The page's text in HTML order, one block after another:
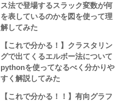
ス法で登場するスラック変数が何
を表しているのかを図を使って理
解してみた
【これで分かる！】クラスタリン
グで出てくるエルボー法について
pythonを使ってなるべく分かりや
すく解説してみた
【これで分かる！！】有向グラフ